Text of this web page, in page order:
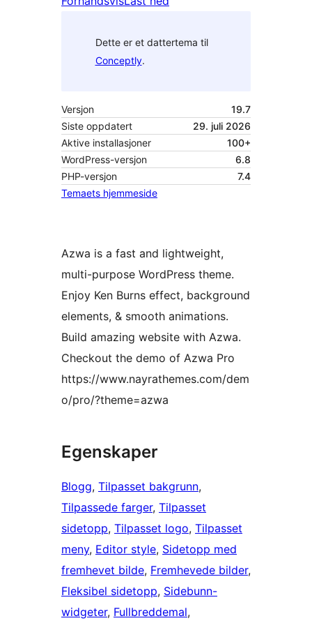
Dette er et dattertema til
Conceptly.
Versjon
19.7
Siste oppdatert
29. juli 2026
Aktive installasjoner
100+
WordPress-versjon
6.8
PHP-versjon
7.4
Temaets hjemmeside
Azwa is a fast and lightweight,
multi-purpose WordPress theme.
Enjoy Ken Burns effect, background
elements, & smooth animations.
Build amazing website with Azwa.
Checkout the demo of Azwa Pro
https://www.nayrathemes.com/dem
o/pro/?theme=azwa
Egenskaper
Blogg, Tilpasset bakgrunn
Tilpassede farger, Tilpasset
sidetopp, Tilpasset logo, Tilpasset
meny, Editor style, Sidetopp med
fremhevet bilde, Fremhevede bilder
Fleksibel sidetopp, Sidebunn-
widgeter, Fullbreddemal